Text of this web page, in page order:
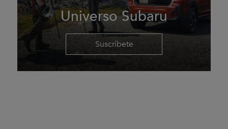
Universo Subaru
Suscríbete